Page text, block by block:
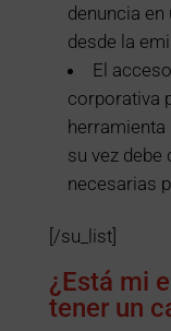
denuncia
desde la
El
corporativa
herramienta
su vez
necesarias
[/su_list]
¿Está mi
tener un